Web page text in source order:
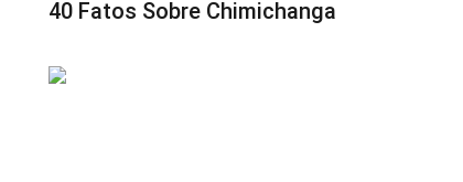
40 Fatos Sobre Chimichanga